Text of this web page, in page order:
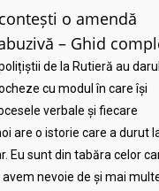
o amendă
– Ghid
de la Rutieră au darul
cu modul în care își
verbale și fiecare
are o istorie care a durut
Eu sunt din tabăra celor
avem nevoie de și mai